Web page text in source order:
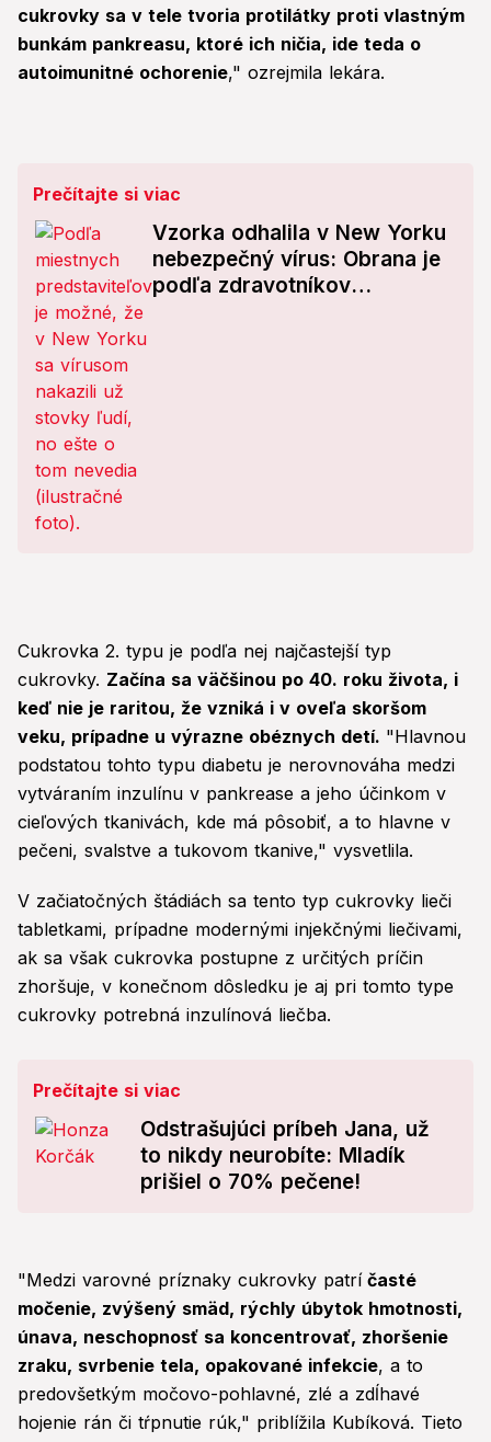
cukrovky sa v tele tvoria protilátky proti vlastným
bunkám pankreasu, ktoré ich ničia, ide teda o
autoimunitné ochorenie," ozrejmila lekára.
Prečítajte si viac
Vzorka odhalila v New Yorku
nebezpečný vírus: Obrana je
podľa zdravotníkov
Cukrovka 2. typu je podľa nej najčastejší typ
cukrovky. Začína sa väčšinou po 40. roku života, i
keď nie je raritou, že vzniká i v oveľa skoršom
veku, prípadne u výrazne obéznych detí. "Hlavnou
podstatou tohto typu diabetu je nerovnováha medzi
vytváraním inzulínu v pankrease a jeho účinkom v
cieľových tkanivách, kde má pôsobiť, a to hlavne v
pečeni, svalstve a tukovom tkanive," vysvetlila.
V začiatočných štádiách sa tento typ cukrovky lieči
tabletkami, prípadne modernými injekčnými liečivami,
ak sa však cukrovka postupne z určitých príčin
zhoršuje, v konečnom dôsledku je aj pri tomto type
cukrovky potrebná inzulínová liečba.
Prečítajte si viac
Odstrašujúci príbeh Jana, už
to nikdy neurobíte: Mladík
prišiel o 70% pečene!
"Medzi varovné príznaky cukrovky patríčasté
močenie, zvýšený smäd, rýchly úbytok hmotnosti,
únava, neschopnosť sa koncentrovať, zhoršenie
zraku, svrbenie tela, opakované infekcie, a to
predovšetkým močovo-pohlavné, zlé a zdĺhavé
hojenie rán či tŕpnutie rúk," priblížila Kubíková. Tieto